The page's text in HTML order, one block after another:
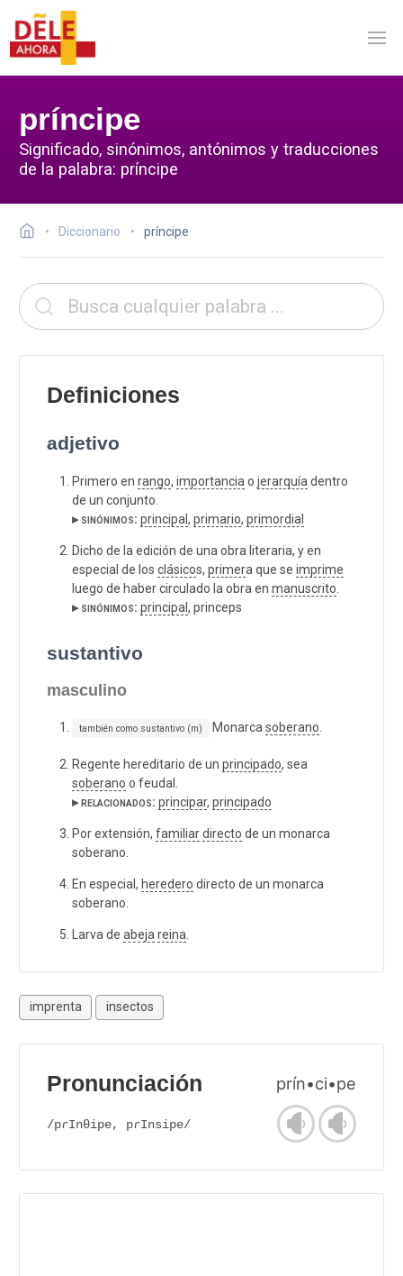
príncipe
Significado, sinónimos, antónimos y traducciones
de la palabra: príncipe
Diccionario príncipe
Definiciones
adjetivo
Primero en rango, importancia o jerarquía dentro
de un conjunto.
▸ sinónimos: principal , primario, primordial
Dicho de la edición de una obra literaria, y en
especial de los clásicos, primera que se imprime
luego de haber circulado la obra en manuscrito
▸ sinónimos: principal , princeps
sustantivo
masculino
también como sustantivo (m) Monarca soberano
Regente hereditario de un principado, sea
soberano o feudal.
▸ relacionados: principar, principado
Por extensión, familiardirecto de un monarca
soberano.
En especial, heredero directo de un monarca
soberano.
Larva de abeja reina
imprenta insectos
Pronunciación prín•ci•pe
/pɾInθipe, pɾInsipe/